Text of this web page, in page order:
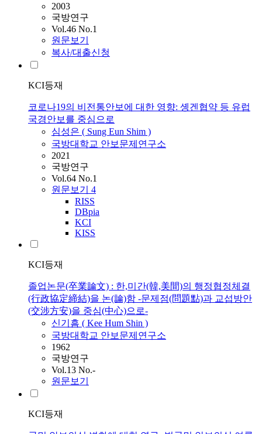
2003
국방연구
Vol.46 No.1
원문보기
복사/대출신청
KCI등재
코로나19의 비전통안보에 대한 영향: 솅겐협약 등 유럽
국경안보를 중심으로
심성은 ( Sung Eun Shim )
국방대학교 안보문제연구소
2021
국방연구
Vol.64 No.1
원문보기 4
RISS
DBpia
KCI
KISS
KCI등재
졸업논문(卒業論文) : 한,미간(韓,美間)의 행정협정체결
(行政協定締結)을 논(論)함 -문제점(問題點)과 교섭방안
(交涉方安)을 중심(中心)으로-
신기흠 ( Kee Hum Shin )
국방대학교 안보문제연구소
1962
국방연구
Vol.13 No.-
원문보기
KCI등재